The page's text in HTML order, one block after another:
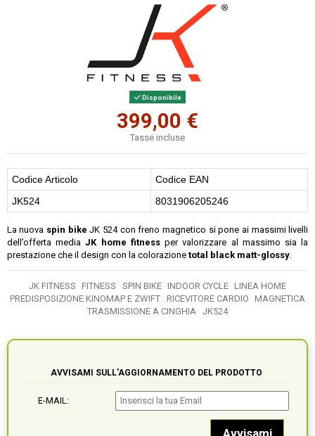
Disponibile
399,00 €
Tasse incluse
Codice Articolo
Codice EAN
JK524
8031906205246
La nuova spin bike JK 524 con freno magnetico si pone ai massimi livelli
dell’offerta media JK home fitnessper valorizzare al massimo sia la
prestazione che il design con la colorazione total black matt-glossy.
JK FITNESS FITNESS SPIN BIKE INDOOR CYCLE LINEA HOME
PREDISPOSIZIONE KINOMAP E ZWIFT RICEVITORE CARDIO MAGNETICA
TRASMISSIONE A CINGHIA
JK524
AVVISAMI SULL'AGGIORNAMENTO DEL PRODOTTO
E-MAIL: